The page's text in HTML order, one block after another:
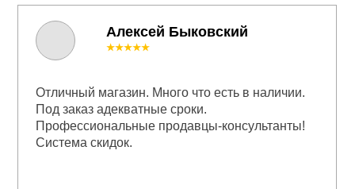
Алексей Быковский
★★★★★
Отличный магазин. Много что есть в наличии.
Под заказ адекватные сроки.
Профессиональные продавцы-консультанты!
Система скидок.